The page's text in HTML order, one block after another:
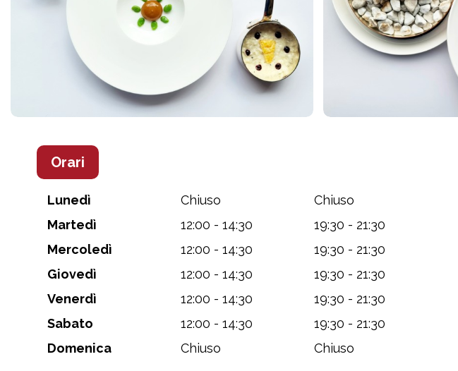
Orari
Lunedì Chiuso
Chiuso
Martedì
12:00 - 14:30
19:30 - 21:30
Mercoledì
12:00 - 14:30
19:30 - 21:30
Giovedì
12:00 - 14:30
19:30 - 21:30
Venerdì
12:00 - 14:30
19:30 - 21:30
Sabato
12:00 - 14:30
19:30 - 21:30
Domenica
Chiuso Chiuso